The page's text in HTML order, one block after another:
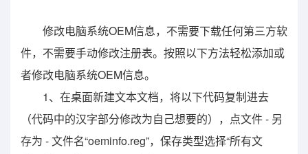
修改电脑系统OEM信息，不需要下载任何第三方软
件，不需要手动修改注册表。按照以下方法轻松添加或
者修改电脑系统OEM信息。
1、在桌面新建文本文档，将以下代码复制进去
（代码中的汉字部分修改为自己想要的），点文件 - 另
存为 - 文件名“oeminfo.reg”，保存类型选择“所有文